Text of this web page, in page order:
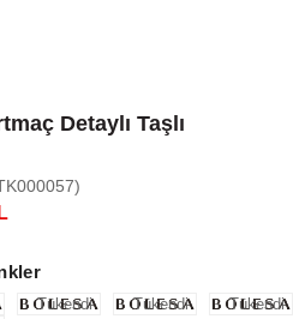
Detaylı Taşlı
Tükendi Tükendi
Tükendi